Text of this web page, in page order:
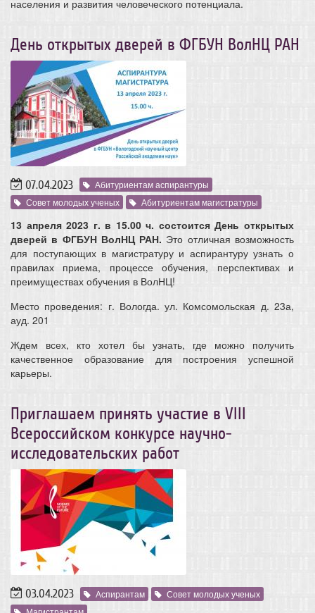
населения и развития человеческого потенциала.
День открытых дверей в ФГБУН ВолНЦ РАН
07.04.2023
Абитуриентам аспирантуры
Совет молодых ученых
Абитуриентам магистратуры
13 апреля 2023 г. в 15.00 ч. состоится День открытых
дверей в ФГБУН ВолНЦ РАН. Это отличная возможность
для поступающих в магистратуру и аспирантуру узнать о
правилах приема, процессе обучения, перспективах и
преимуществах обучения в ВолНЦ!
Место проведения: г. Вологда. ул. Комсомольская д. 23а,
ауд. 201
Ждем всех, кто хотел бы узнать, где можно получить
качественное образование для построения успешной
карьеры.
Приглашаем принять участие в VIII
Всероссийском конкурсе научно-
исследовательских работ
03.04.2023 Аспирантам
Совет молодых ученых